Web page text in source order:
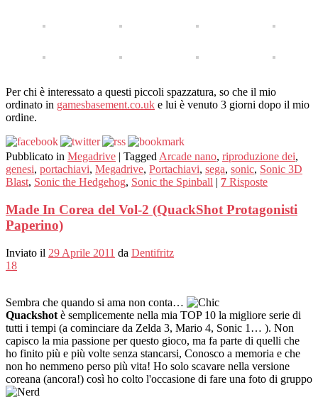
Per chi è interessato a questi piccoli spazzatura, so che il mio
ordinato in gamesbasement.co.uk e lui è venuto 3 giorni dopo il mio
ordine.
Pubblicato in Megadrive | Tagged Arcade nano, riproduzione dei,
genesi, portachiavi, Megadrive, Portachiavi, sega, sonic, Sonic 3D
Blast, Sonic the Hedgehog, Sonic the Spinball | 7 Risposte
Made In Corea del Vol-2 (QuackShot Protagonisti
Paperino)
Inviato il 29 Aprile 2011 da Dentifritz
18
Sembra che quando si ama non conta…
Quackshot è semplicemente nella mia TOP 10 la migliore serie di
tutti i tempi (a cominciare da Zelda 3, Mario 4, Sonic 1… ). Non
capisco la mia passione per questo gioco, ma fa parte di quelli che
ho finito più e più volte senza stancarsi, Conosco a memoria e che
non ho nemmeno perso più vita! Ho solo scavare nella versione
coreana (ancora!) così ho colto l'occasione di fare una foto di gruppo